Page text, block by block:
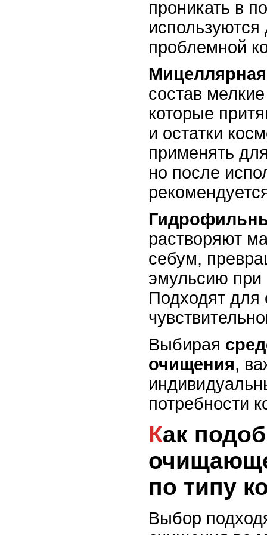
проникать в
проблемной
состав
которые
и остатки
применять
но после
растворяют
себум,
эмульсию при
Подходят для
Выбирая
очищения,
потребности
Как подобрать
по типу
Выбор